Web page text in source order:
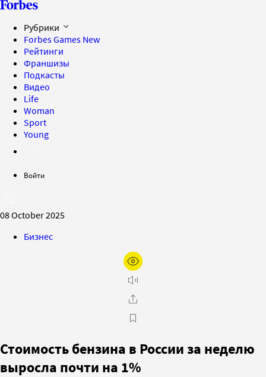
Рубрики
Forbes Games New
Рейтинги
Франшизы
Подкасты
Видео
Life
Woman
Sport
Young
Войти
08 October 2025
Бизнес
Стоимость бензина в России за неделю
выросла почти на 1%